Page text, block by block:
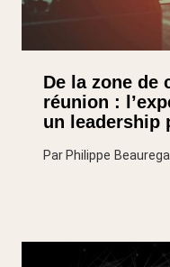
De la zone de
réunion :
un leadership
Par Philippe